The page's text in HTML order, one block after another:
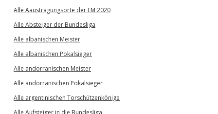
Alle Aaustragungsorte der EM 2020
Alle Absteiger der Bundesliga
Alle albanischen Meister
Alle albanischen Pokalsieger
Alle andorranischen Meister
Alle andorranischen Pokalsieger
Alle argentinischen Torschützenkönige
Alle Aufsteiger in die Bundesliga